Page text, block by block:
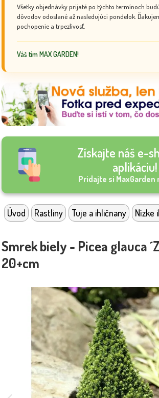
Všetky objednávky prijaté po týchto termínoch
dôvodov odoslané až nasledujúci pondelok.
pochopenie a trpezlivosť.
Váš tím MAX GARDEN!
Získajte náš e-
aplikáciu!
Pridajte si MaxGarden
Úvod Rastliny Tuje a ihličnany Nízke
Smrek biely - Picea glauca
20+cm